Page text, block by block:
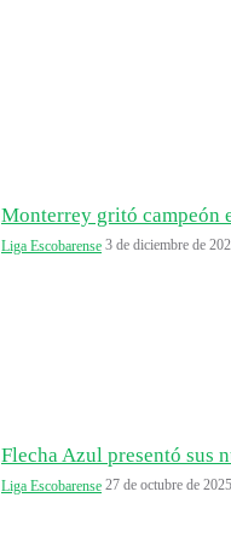
Monterrey gritó campeón
Liga Escobarense 3 de diciembre de
Flecha Azul presentó sus
Liga Escobarense 27 de octubre de 2025